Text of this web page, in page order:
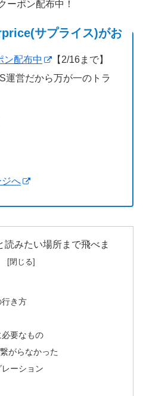
ーポン配布中！
サプライス)がお
ン配布中
【2/16まで】
運営だから万が一のトラ
ジへ
読みたい場所まで飛べま
行き方
要なもの
がらなかった
ーション